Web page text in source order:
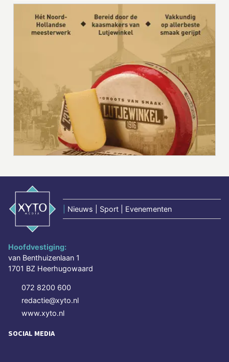
Nieuws | Sport | Evenementen
Hoofdvestiging:
van Benthuizenlaan 1
1701 BZ Heerhugowaard
072 8200 600
redactie@xyto.nl
www.xyto.nl
SOCIAL MEDIA